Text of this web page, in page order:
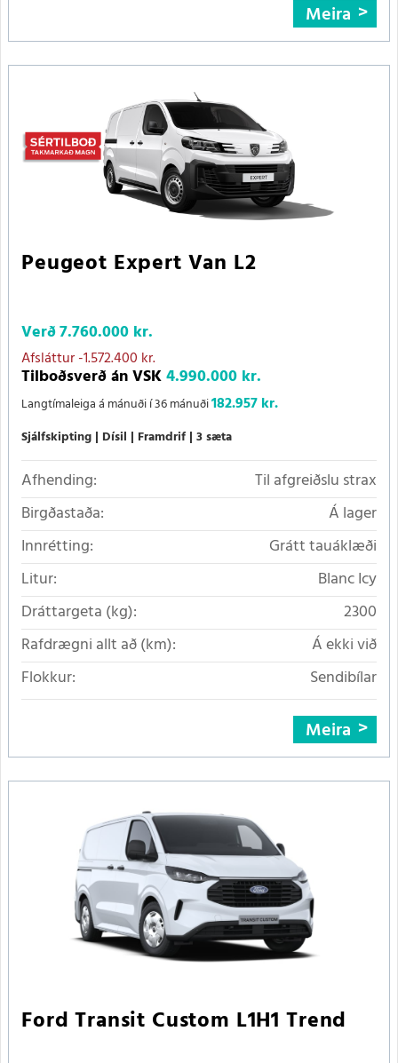
Meira
Peugeot Expert Van L2
Verð7.760.000 kr.
Afsláttur-1.572.400 kr.
Tilboðsverð án VSK4.990.000 kr.
Langtímaleiga á mánuði í 36 mánuði182.957 kr.
Sjálfskipting Dísil Framdrif 3 sæta
Afhending:
Til afgreiðslu strax
Birgðastaða:
Á lager
Innrétting:
Grátt tauáklæði
Litur:
Blanc Icy
Dráttargeta (kg):
2300
Rafdrægni allt að (km):
Á ekki við
Flokkur:
Sendibílar
Meira
Ford Transit Custom L1H1 Trend